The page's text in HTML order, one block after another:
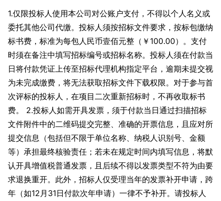
1.仅限投标人使用本公司对公账户支付，不得以个人名义或
委托其他公司代缴。投标人须按招标文件要求，按标包缴纳
标书费，标准为每包人民币壹佰元整（￥100.00）。支付
时须在备注中填写招标编号或招标名称。投标人须在付款当
日将付款凭证上传至招标代理机构指定平台，逾期未提交视
为未完成缴费，将无法获取招标文件下载权限。对于参与首
次评标的投标人，在项目二次重新招标时，不再收取标书
费。 2.投标人如需开具发票，须于付款当日通过扫描招标
文件附件中的二维码提交完整、准确的开票信息，且应对所
提交信息（包括但不限于单位名称、纳税人识别号、金额
等）承担最终核验责任；若未在规定时间内填写信息，将默
认开具增值税普通发票，且后续不得以发票类型不符为由要
求退换重开。此外，招标人仅受理当年的发票补开申请，跨
年（如12月31日付款次年申请）一律不予补开。请投标人